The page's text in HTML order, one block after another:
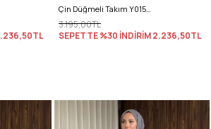
Çin Düğmeli Takım Y0157 - TAŞ
3.195,00TL
SEPETTE %30 İNDİRİM2.236,50TL